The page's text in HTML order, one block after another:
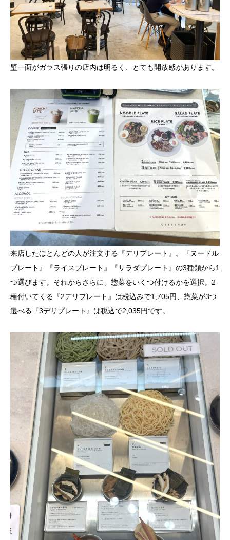
壁一面がガラス張りの店内は明るく、とても開放感があります。
来店したほとんどの人が注文する『デリプレート』。『ヌードル
プレート』『ライスプレート』『サラダプレート』の3種類から1
つ選びます。それからさらに、惣菜をいくつ付けるかを選択。2
種付いてくる『2デリプレート』は税込みで1,705円、惣菜が3つ
選べる『3デリプレート』は税込で2,035円です。